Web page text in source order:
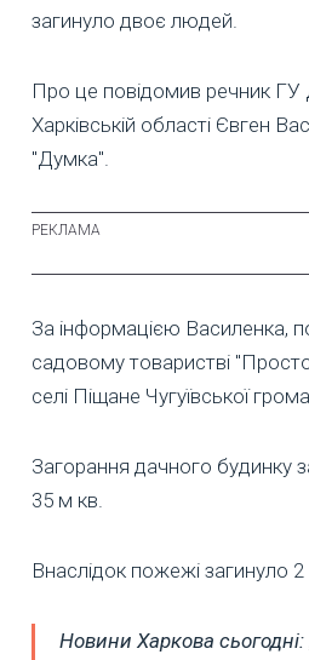
загинуло двоє людей.
Про це повідомив речник ГУ
Харківській області Євген
"Думка".
За інформацією Василенка,
садовому товаристві
селі Піщане Чугуївської
Загорання дачного будинку
35 м кв.
Внаслідок пожежі загинуло 2
Новини Харкова сьогодні: